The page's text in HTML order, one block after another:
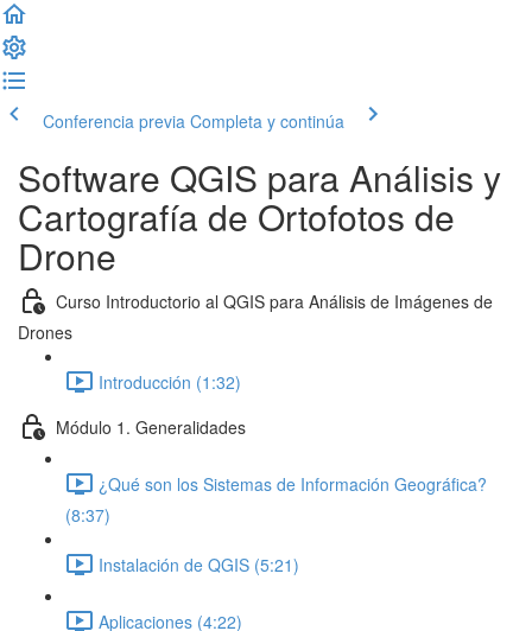
Conferencia previa Completa y continúa
Software QGIS para Análisis y
Cartografía de Ortofotos de
Drone
Curso Introductorio al QGIS para Análisis de Imágenes de
Drones
Introducción (1:32)
Módulo 1. Generalidades
¿Qué son los Sistemas de Información Geográfica?
(8:37)
Instalación de QGIS (5:21)
Aplicaciones (4:22)